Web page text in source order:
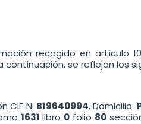
recogido en artículo
continuación, se reflejan los
CIF N: B19640994, Domicilio:
1631 libro 0 folio 80